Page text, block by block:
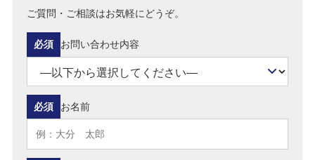
ご質問・ご相談はお気軽にどうぞ。
お問い合わせ内容
必須
お名前
必須